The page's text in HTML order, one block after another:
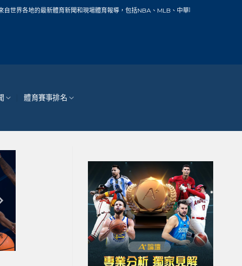
體育新聞和現場體育報導，包括NBA、MLB、中華職棒、籃球、網球、足球、賽車、
體育賽事排名